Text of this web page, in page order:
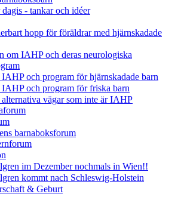
- tankar och idéer
hopp för föräldrar med hjärnskadade
IAHP och deras neurologiska
och program för hjärnskadade barn
och program för friska barn
vägar som inte är IAHP
barnaboksforum
im Dezember nochmals in Wien!!
kommt nach Schleswig-Holstein
& Geburt